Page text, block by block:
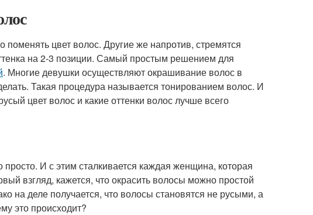
цвет волос. Другие же напротив, стремятся
на 2-3 позиции. Самый простым решением для
. Многие девушки осуществляют окрашивание волос в
Такая процедура называется тонированием волос. И
цвет волос и какие оттенки волос лучше всего
И с этим сталкивается каждая женщина, которая
взгляд, кажется, что окрасить волосы можно простой
на деле получается, что волосы становятся не русыми, а
это происходит?